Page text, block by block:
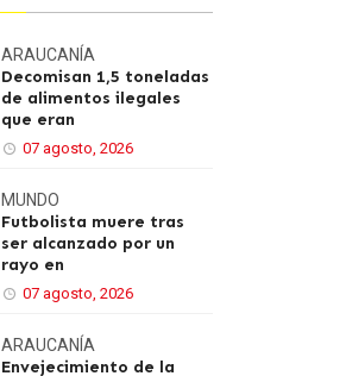
ARAUCANÍA
Decomisan 1,5 toneladas
de alimentos ilegales
que eran
07 agosto, 2026
MUNDO
Futbolista muere tras
ser alcanzado por un
rayo en
07 agosto, 2026
ARAUCANÍA
Envejecimiento de la